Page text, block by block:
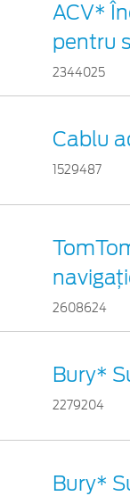
ACV*
pentru
2344025
Cablu
1529487
2608624
Bury*
2279204
Bury*